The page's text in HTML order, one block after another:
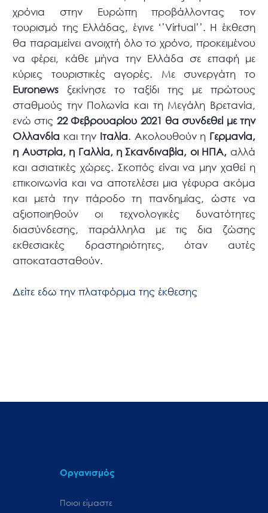
χρόνια στην Ευρώπη προβάλλοντας τον
τουρισμό της Ελλάδας, έγινε ‘’Virtual’’. Η έκθεση
θα παραμείνει ανοιχτή όλο το χρόνο, προκειμένου
να φέρει, κάθε μήνα την Ελλάδα σε επαφή με
κύριες τουριστικές αγορές. Με συνεργάτη το
Euronews ξεκίνησε το ταξίδι της με πρώτους
σταθμούς την Πολωνία και τη Μεγάλη Βρετανία,
ενώ στις 22 Φεβρουαρίου 2021 θα συνδεθεί με την
Ολλανδία και την Ιταλία. Ακολουθούν η Γερμανία,
η Αυστρία, η Γαλλία, η Σκανδιναβία, οι ΗΠΑ, αλλά
και ασιατικές χώρες. Σκοπός είναι να μην χαθεί η
επικοινωνία και να αποτελέσει μια γέφυρα ακόμα
και μετά την πάροδο τη πανδημίας, ώστε να
αξιοποιηθούν οι τεχνολογικές δυνατότητες
διασύνδεσης, παράλληλα με τις δια ζώσης
εκθεσιακές δραστηριότητες, όταν αυτές
αποκατασταθούν.
Δείτε εδω την πλατφόρμα της έκθεσης
Οργανισμός
Ποιοι είμαστε